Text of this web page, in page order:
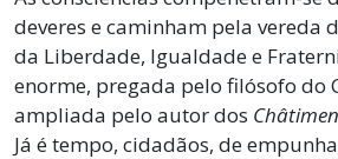
deveres e caminham pela vereda
da Liberdade, Igualdade e
enorme, pregada pelo filósofo do
ampliada pelo autor dos
Já é tempo, cidadãos, de